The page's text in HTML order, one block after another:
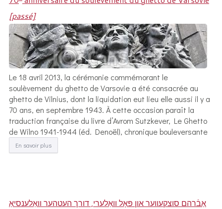
[passé]
Le 18 avril 2013, la cérémonie commémorant le
soulèvement du ghetto de Varsovie a été consacrée au
ghetto de Vilnius, dont la liquidation eut lieu elle aussi il y a
70 ans, en septembre 1943. À cette occasion paraît la
traduction française du livre d’Avrom Sutzkever, Le Ghetto
de Wilno 1941-1944 (éd. Denoël), chronique bouleversante
En savoir plus
אַבֿרהם סוצקעווער און פּאָל וואַלערי, דורך העטהער וואַלענסיאַ